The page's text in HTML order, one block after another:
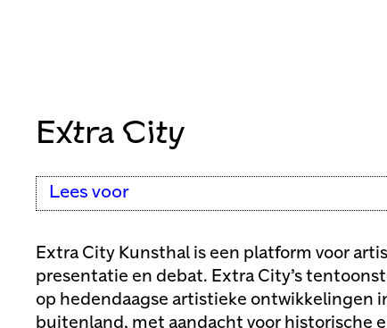
Extra City
Lees voor
Extra City Kunsthal is een platform voor
presentatie en debat. Extra City’s
op hedendaagse artistieke ontwikkelingen
buitenland, met aandacht voor historische